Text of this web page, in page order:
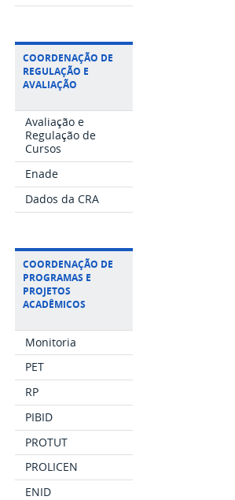
COORDENAÇÃO DE
REGULAÇÃO E
AVALIAÇÃO
Avaliação e
Regulação de
Cursos
Enade
Dados da CRA
COORDENAÇÃO DE
PROGRAMAS E
PROJETOS
ACADÊMICOS
Monitoria
PET
RP
PIBID
PROTUT
PROLICEN
ENID